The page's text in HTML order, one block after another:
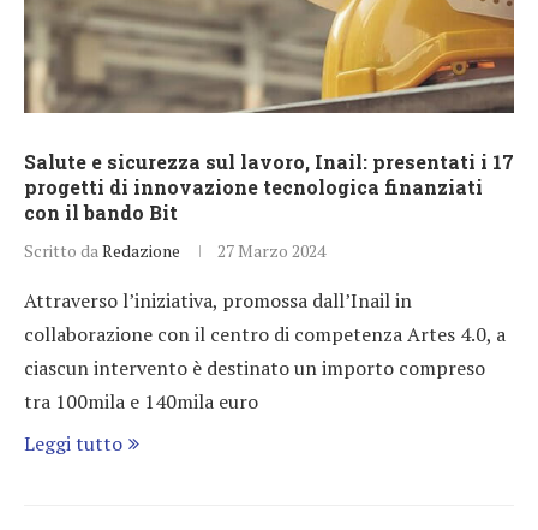
Salute e sicurezza sul lavoro, Inail: presentati i 17
progetti di innovazione tecnologica finanziati
con il bando Bit
Scritto da Redazione 27 Marzo 2024
Attraverso l’iniziativa, promossa dall’Inail in
collaborazione con il centro di competenza Artes 4.0, a
ciascun intervento è destinato un importo compreso
tra 100mila e 140mila euro
Leggi tutto